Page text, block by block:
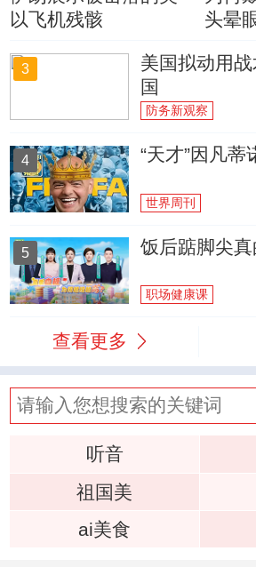
以飞机残骸
头晕
3
美国拟动用
国
防务新观察
4 “天才”因凡
世界周刊
5 饭后踮脚尖
职场健康课
查看更多
听音
祖国美
ai美食